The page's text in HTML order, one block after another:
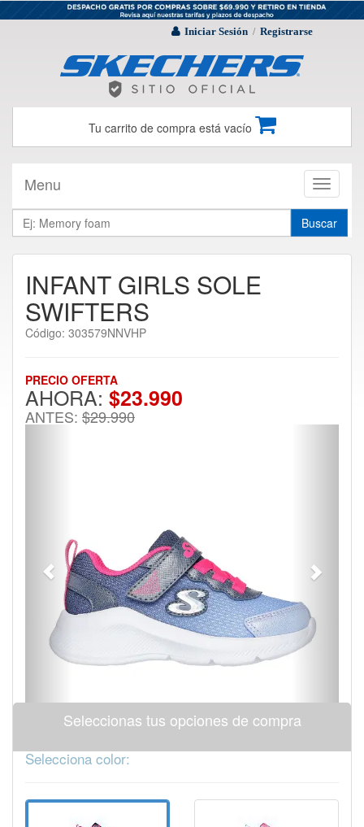
Iniciar Sesión / Registrarse
Tu carrito de compra está vacío
Toggle
Menu
Buscar
INFANT GIRLS SOLE
SWIFTERS
Código: 303579NNVHP
PRECIO OFERTA
AHORA: $23.990
ANTES: $29.990
Seleccionas tus opciones de compra
Selecciona color: